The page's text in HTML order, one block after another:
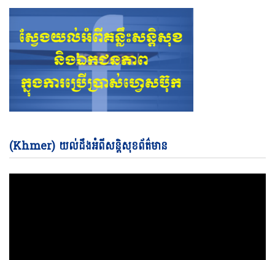
(Khmer) យល់ដឹងអំពីសន្តិសុខព័ត៌មាន